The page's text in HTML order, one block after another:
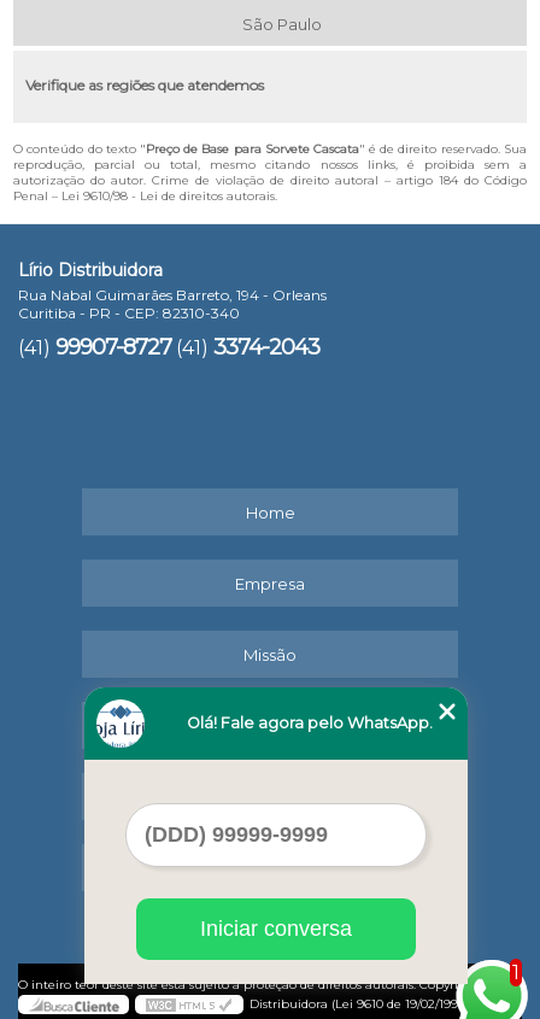
São Paulo
Verifique as regiões que atendemos
O conteúdo do texto "Preço de Base para Sorvete Cascata" é de direito reservado. Sua
reprodução, parcial ou total, mesmo citando nossos links, é proibida sem a
autorização do autor. Crime de violação de direito autoral – artigo 184 do Código
Penal – Lei 9610/98 - Lei de direitos autorais.
Lírio Distribuidora
Rua Nabal Guimarães Barreto, 194 - Orleans
Curitiba - PR - CEP: 82310-340
(41) 99907-8727 (41) 3374-2043
Home
Empresa
Missão
Serviços
Mapa do site
O inteiro teor deste site está sujeito à proteção de direitos autorais. Copyright©
Lírio
Distribuidora (Lei 9610 de 19/02/1998)
1
Olá! Fale agora pelo WhatsApp.
Iniciar conversa